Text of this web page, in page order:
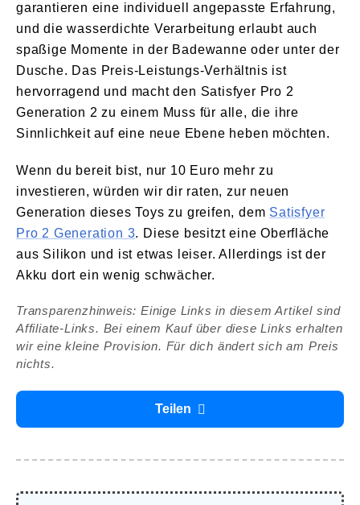
garantieren eine individuell angepasste Erfahrung,
und die wasserdichte Verarbeitung erlaubt auch
spaßige Momente in der Badewanne oder unter der
Dusche. Das Preis-Leistungs-Verhältnis ist
hervorragend und macht den Satisfyer Pro 2
Generation 2 zu einem Muss für alle, die ihre
Sinnlichkeit auf eine neue Ebene heben möchten.
Wenn du bereit bist, nur 10 Euro mehr zu
investieren, würden wir dir raten, zur neuen
Generation dieses Toys zu greifen, dem Satisfyer
Pro 2 Generation 3. Diese besitzt eine Oberfläche
aus Silikon und ist etwas leiser. Allerdings ist der
Akku dort ein wenig schwächer.
Transparenzhinweis: Einige Links in diesem Artikel sind
Affiliate-Links. Bei einem Kauf über diese Links erhalten
wir eine kleine Provision. Für dich ändert sich am Preis
nichts.
Teilen